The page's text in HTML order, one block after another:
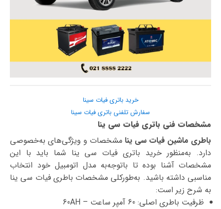
خرید باتری فیات سینا
سفارش تلفنی باتری فیات سینا
مشخصات فنی باتری فیات سی ینا
باطری ماشین فیات سی ینا مشخصات و ویژگی‌های به‌خصوصی
دارد. به‌منظور خرید باتری فیات سی ینا شما باید با این
مشخصات آشنا بوده تا با‌توجه‌به مدل اتومبیل خود انتخاب
مناسبی داشته باشید. به‌طورکلی مشخصات باطری فیات سی ینا
به شرح زیر است:
ظرفیت باطری اصلی: 60 آمپر ساعت – 60AH